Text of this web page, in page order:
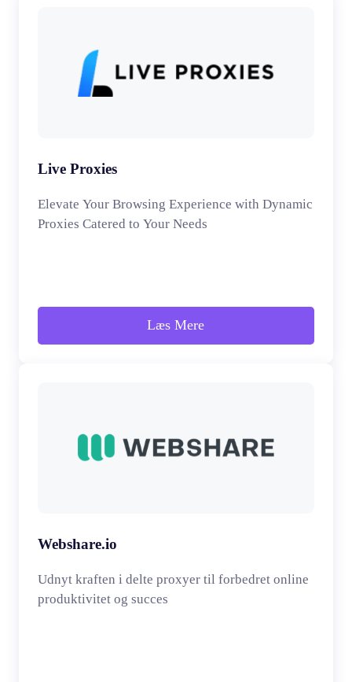
Live Proxies
Elevate Your Browsing Experience with Dynamic
Proxies Catered to Your Needs
Læs Mere
Webshare.io
Udnyt kraften i delte proxyer til forbedret online
produktivitet og succes